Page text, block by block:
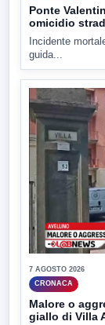
Ponte
omicidio
Incidente
guida...
7 AGOSTO 2026
CRONACA
Malore o
giallo di Villa